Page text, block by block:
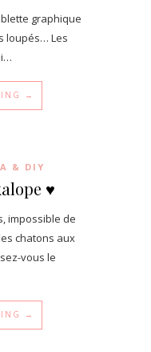
graphique
loupés… Les
→
& DIY
♥
impossible de
chatons aux
vous le
→